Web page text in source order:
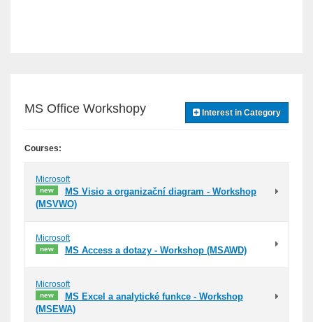
Interest in Category
MS Office Workshopy
Courses:
Microsoft
new
MS Visio a organizační diagram - Workshop
(MSVWO)
Microsoft
new MS Access a dotazy - Workshop (MSAWD)
Microsoft
new
MS Excel a analytické funkce - Workshop
(MSEWA)